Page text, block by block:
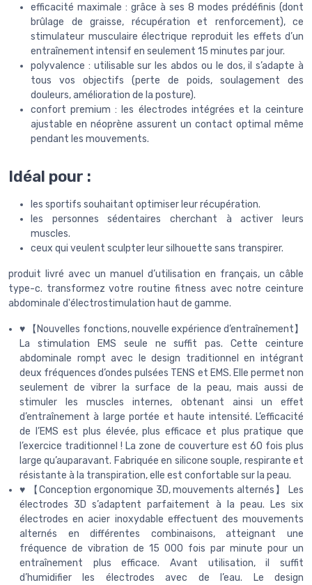
efficacité maximale : grâce à ses 8 modes prédéfinis (dont
brûlage de graisse, récupération et renforcement), ce
stimulateur musculaire électrique reproduit les effets d’un
entraînement intensif en seulement 15 minutes par jour.
polyvalence : utilisable sur les abdos ou le dos, il s’adapte à
tous vos objectifs (perte de poids, soulagement des
douleurs, amélioration de la posture).
confort premium : les électrodes intégrées et la ceinture
ajustable en néoprène assurent un contact optimal même
pendant les mouvements.
Idéal pour :
les sportifs souhaitant optimiser leur récupération.
les personnes sédentaires cherchant à activer leurs
muscles.
ceux qui veulent sculpter leur silhouette sans transpirer.
produit livré avec un manuel d’utilisation en français, un câble
type-c. transformez votre routine fitness avec notre ceinture
abdominale d'électrostimulation haut de gamme.
♥ 【Nouvelles fonctions, nouvelle expérience d’entraînement】
La stimulation EMS seule ne suffit pas. Cette ceinture
abdominale rompt avec le design traditionnel en intégrant
deux fréquences d’ondes pulsées TENS et EMS. Elle permet non
seulement de vibrer la surface de la peau, mais aussi de
stimuler les muscles internes, obtenant ainsi un effet
d’entraînement à large portée et haute intensité. L’efficacité
de l’EMS est plus élevée, plus efficace et plus pratique que
l’exercice traditionnel ! La zone de couverture est 60 fois plus
large qu’auparavant. Fabriquée en silicone souple, respirante et
résistante à la transpiration, elle est confortable sur la peau.
♥ 【Conception ergonomique 3D, mouvements alternés】 Les
électrodes 3D s’adaptent parfaitement à la peau. Les six
électrodes en acier inoxydable effectuent des mouvements
alternés en différentes combinaisons, atteignant une
fréquence de vibration de 15 000 fois par minute pour un
entraînement plus efficace. Avant utilisation, il suffit
d’humidifier les électrodes avec de l’eau. Le design